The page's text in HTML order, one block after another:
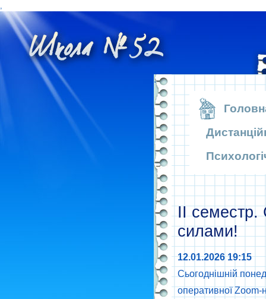
,
.
ІІ
силами!
12.01.2026 19:15
Сьогоднішній
оперативної